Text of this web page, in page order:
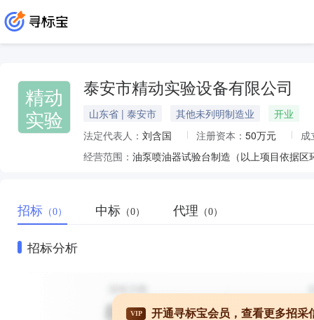
精动
实验
泰安市精动实验设备有限公司
山东省 | 泰安市 其他未列明制造业
开业
法定代表人： 刘含国 注册资本： 50万元
成
经营范围：
招标 （0） 中标 （0） 代理 （0）
招标分析
VIP 开通寻标宝会员，查看更多招采